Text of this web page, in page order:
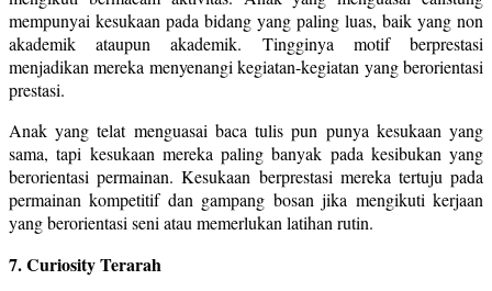
mempunyai kesukaan pada bidang yang paling luas, baik yang non
akademik ataupun akademik. Tingginya motif berprestasi
menjadikan mereka menyenangi kegiatan-kegiatan yang berorientasi
prestasi.
Anak yang telat menguasai baca tulis pun punya kesukaan yang
sama, tapi kesukaan mereka paling banyak pada kesibukan yang
berorientasi permainan. Kesukaan berprestasi mereka tertuju pada
permainan kompetitif dan gampang bosan jika mengikuti kerjaan
yang berorientasi seni atau memerlukan latihan rutin.
7. Curiosity Terarah